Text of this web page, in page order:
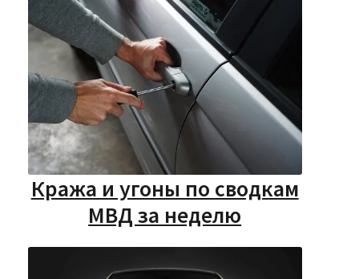
Кража и угоны по сводкам
МВД за неделю